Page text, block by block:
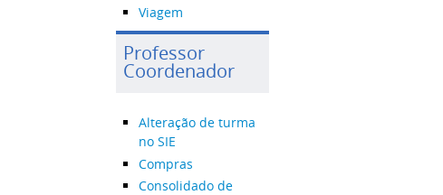
Viagem
Professor
Coordenador
Alteração de turma
no SIE
Compras
Consolidado de